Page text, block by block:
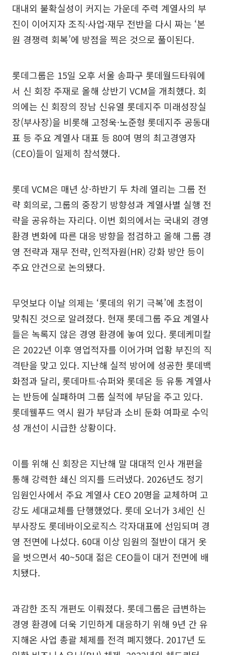
대내외 불확실성이 커지는 가운데 주력 계열사의 부
진이 이어지자 조직·사업·재무 전반을 다시 짜는 ‘본
원 경쟁력 회복’에 방점을 찍은 것으로 풀이된다.
롯데그룹은 15일 오후 서울 송파구 롯데월드타워에
서 신 회장 주재로 올해 상반기 VCM을 개최했다. 회
의에는 신 회장의 장남 신유열 롯데지주 미래성장실
장(부사장)을 비롯해 고정욱·노준형 롯데지주 공동대
표 등 주요 계열사 대표 등 80여 명의 최고경영자
(CEO)들이 일제히 참석했다.
롯데 VCM은 매년 상·하반기 두 차례 열리는 그룹 전
략 회의로, 그룹의 중장기 방향성과 계열사별 실행 전
략을 공유하는 자리다. 이번 회의에서는 국내외 경영
환경 변화에 따른 대응 방향을 점검하고 올해 그룹 경
영 전략과 재무 전략, 인적자원(HR) 강화 방안 등이
주요 안건으로 논의됐다.
무엇보다 이날 의제는 ‘롯데의 위기 극복’에 초점이
맞춰진 것으로 알려졌다. 현재 롯데그룹 주요 계열사
들은 녹록지 않은 경영 환경에 놓여 있다. 롯데케미칼
은 2022년 이후 영업적자를 이어가며 업황 부진의 직
격탄을 맞고 있다. 지난해 실적 방어에 성공한 롯데백
화점과 달리, 롯데마트·슈퍼와 롯데온 등 유통 계열사
는 반등에 실패하며 그룹 실적에 부담을 주고 있다.
롯데웰푸드 역시 원가 부담과 소비 둔화 여파로 수익
성 개선이 시급한 상황이다.
이를 위해 신 회장은 지난해 말 대대적 인사 개편을
통해 강력한 쇄신 의지를 드러냈다. 2026년도 정기
임원인사에서 주요 계열사 CEO 20명을 교체하며 고
강도 세대교체를 단행했었다. 롯데 오너가 3세인 신
부사장도 롯데바이오로직스 각자대표에 선임되며 경
영 전면에 나섰다. 60대 이상 임원의 절반이 대거 옷
을 벗으면서 40~50대 젊은 CEO들이 대거 전면에 배
치됐다.
과감한 조직 개편도 이뤄졌다. 롯데그룹은 급변하는
경영 환경에 더욱 기민하게 대응하기 위해 9년 간 유
지해온 사업 총괄 체제를 전격 폐지했다. 2017년 도